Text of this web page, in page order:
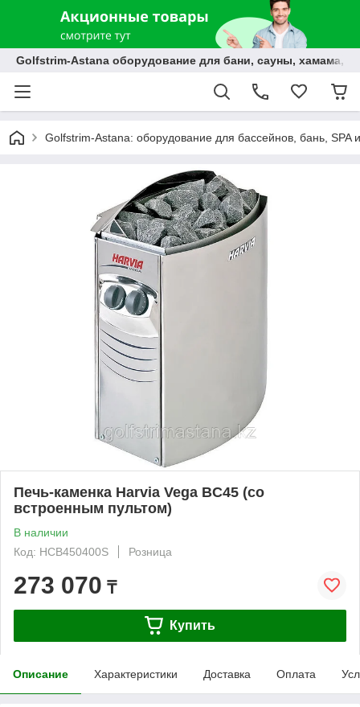
Golfstrim-Astana оборудование для бани, сауны, хамама,
Golfstrim-Astana: оборудование для бассейнов, бань, SPA
Печь-каменка Harvia Vega BC45 (со
встроенным пультом)
В наличии
Код: HCB450400S
Розница
273 070 ₸
Купить
Описание Характеристики Доставка Оплата